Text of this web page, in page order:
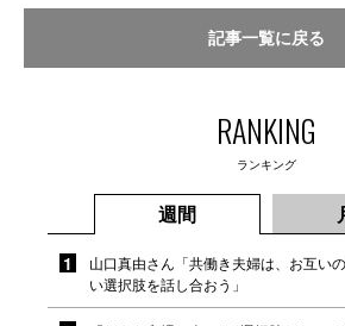
記事一覧に戻る
RANKING
ランキング
週間
山口真由さん「共働き夫婦は、お互い
い選択肢を話し合おう」